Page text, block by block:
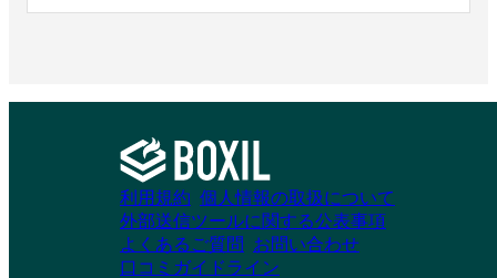
TrendAI Vision
One™ Email and
Collaboration Security
TrendAI Vision
One™ Endpoint
Security
利用規約 個人情報の取扱について
外部送信ツールに関する公表事項
よくあるご質問
お問い合わせ
口コミガイドライン